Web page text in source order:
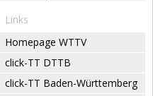
Links
Homepage WTTV
click-TT DTTB
click-TT Baden-Württemberg